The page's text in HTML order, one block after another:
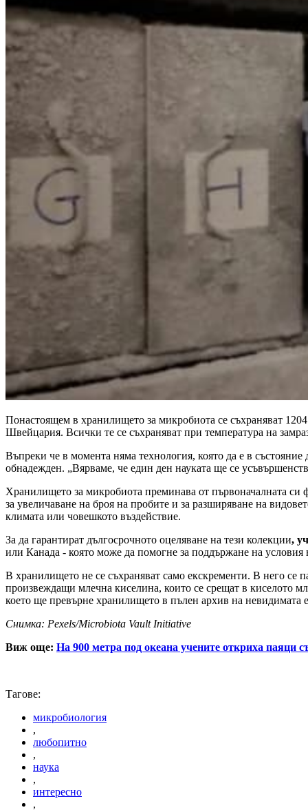
Понастоящем в хранилището за микробиота се съхраняват
Швейцария. Всички те се съхраняват при температура на
Въпреки че в момента няма технология, която да е в
обнадежден. „Вярваме, че един ден науката ще се
Хранилището за микробиота преминава от първоначалната си
за увеличаване на броя на пробите и за разширяване на
климата или човешкото въздействие.
За да гарантират дългосрочното оцеляване на тези колекции,
или Канада - която може да помогне за поддържане на условия
В хранилището не се съхраняват само екскременти. В него се
произвеждащи млечна киселина, които се срещат в киселото
което ще превърне хранилището в пълен архив на невидимата
Снимка: Pexels/Microbiota Vault Initiative
Виж още: На 900 метра под океана учените откриха паяци
Тагове:
микробиология
,
любопитно
,
наука
,
интересно
,